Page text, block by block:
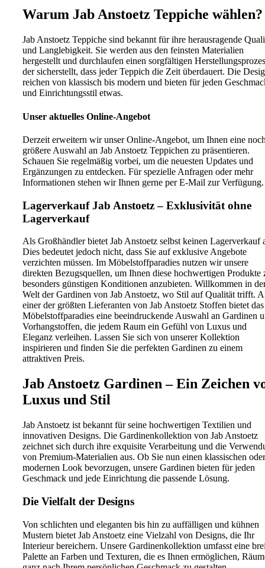
Warum Jab Anstoetz Teppiche wählen?
Jab Anstoetz Teppiche sind bekannt für ihre herausragende
und Langlebigkeit. Sie werden aus den feinsten Materialien
hergestellt und durchlaufen einen sorgfältigen
der sicherstellt, dass jeder Teppich die Zeit überdauert. Die
reichen von klassisch bis modern und bieten für jeden
und Einrichtungsstil etwas.
Unser aktuelles Online-Angebot
Derzeit erweitern wir unser Online-Angebot, um Ihnen eine
größere Auswahl an Jab Anstoetz Teppichen zu präsentieren.
Schauen Sie regelmäßig vorbei, um die neuesten Updates und
Ergänzungen zu entdecken. Für spezielle Anfragen oder mehr
Informationen stehen wir Ihnen gerne per E-Mail zur Verfügung.
Lagerverkauf Jab Anstoetz – Exklusivität ohne
Lagerverkauf
Als Großhändler bietet Jab Anstoetz selbst keinen Lagerverkauf
Dies bedeutet jedoch nicht, dass Sie auf exklusive Angebote
verzichten müssen. Im Möbelstoffparadies nutzen wir unsere
direkten Bezugsquellen, um Ihnen diese hochwertigen Produkte
besonders günstigen Konditionen anzubieten. Willkommen in
Welt der Gardinen von Jab Anstoetz, wo Stil auf Qualität trifft.
einer der größten Lieferanten von Jab Anstoetz Stoffen bietet das
Möbelstoffparadies eine beeindruckende Auswahl an Gardinen
Vorhangstoffen, die jedem Raum ein Gefühl von Luxus und
Eleganz verleihen. Lassen Sie sich von unserer Kollektion
inspirieren und finden Sie die perfekten Gardinen zu einem
attraktiven Preis.
Jab Anstoetz Gardinen – Ein Zeichen
Luxus und Stil
Jab Anstoetz ist bekannt für seine hochwertigen Textilien und
innovativen Designs. Die Gardinenkollektion von Jab Anstoetz
zeichnet sich durch ihre exquisite Verarbeitung und die
von Premium-Materialien aus. Ob Sie nun einen klassischen oder
modernen Look bevorzugen, unsere Gardinen bieten für jeden
Geschmack und jede Einrichtung die passende Lösung.
Die Vielfalt der Designs
Von schlichten und eleganten bis hin zu auffälligen und kühnen
Mustern bietet Jab Anstoetz eine Vielzahl von Designs, die Ihr
Interieur bereichern. Unsere Gardinenkollektion umfasst eine
Palette an Farben und Texturen, die es Ihnen ermöglichen,